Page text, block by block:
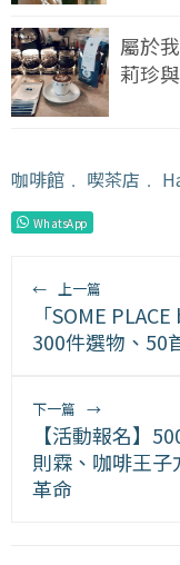
屬於
莉珍
咖啡館 ﹒ 喫茶店 ﹒
WhatsApp
← 上一篇
「SOME
300件選物、50
下一篇 →
【活動報名】
則霖、咖啡王
革命